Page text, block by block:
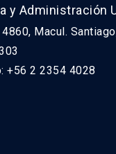
y Administración
Macul.
+56 2 2354 4028